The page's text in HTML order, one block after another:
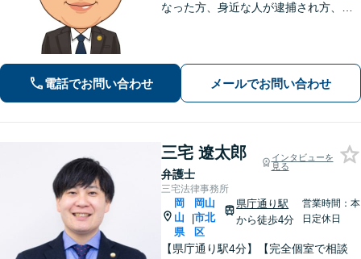
なった方、身近な人が逮捕され方、す
電話でお問い合わせ メールでお問い合わせ
三宅 遼太郎
弁護士
インタビューを
見る
三宅法律事務所
岡
山
県
|
岡山
市北
区
県庁通り駅
から徒歩4分
営業時間：本
日定休日
【県庁通り駅4分】【完全個室で相談